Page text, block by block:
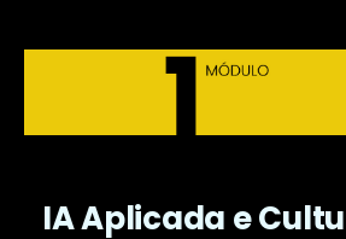
IA Aplicada e